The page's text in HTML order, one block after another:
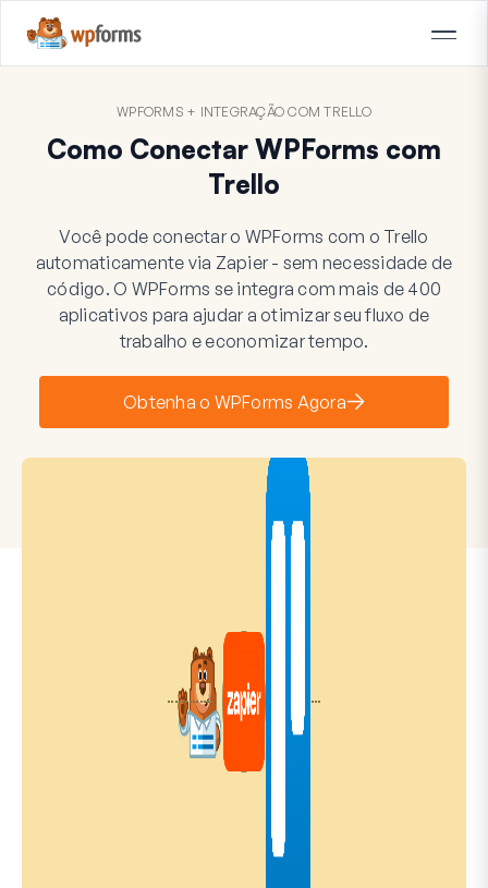
WPFORMS + INTEGRAÇÃO COM TRELLO
Como Conectar WPForms com
Trello
Você pode conectar o WPForms com o Trello
automaticamente via Zapier - sem necessidade de
código. O WPForms se integra com mais de 400
aplicativos para ajudar a otimizar seu fluxo de
trabalho e economizar tempo.
Obtenha o WPForms Agora